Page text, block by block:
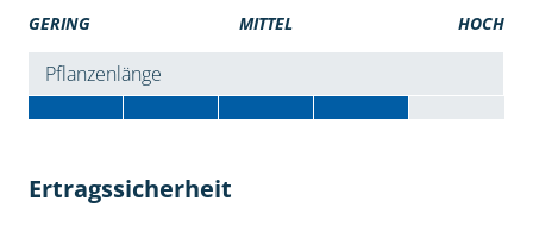
GERING MITTEL HOCH
Pflanzenlänge
Ertragssicherheit